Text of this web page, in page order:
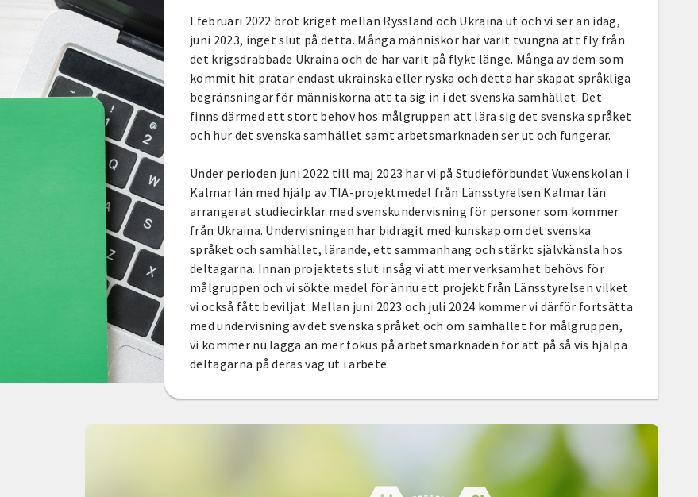
I februari 2022 bröt kriget mellan Ryssland och Ukraina ut och vi ser än idag,
juni 2023, inget slut på detta. Många människor har varit tvungna att fly från
det krigsdrabbade Ukraina och de har varit på flykt länge. Många av dem som
kommit hit pratar endast ukrainska eller ryska och detta har skapat språkliga
begränsningar för människorna att ta sig in i det svenska samhället. Det
finns därmed ett stort behov hos målgruppen att lära sig det svenska språket
och hur det svenska samhället samt arbetsmarknaden ser ut och fungerar.
Under perioden juni 2022 till maj 2023 har vi på Studieförbundet Vuxenskolan i
Kalmar län med hjälp av TIA-projektmedel från Länsstyrelsen Kalmar län
arrangerat studiecirklar med svenskundervisning för personer som kommer
från Ukraina. Undervisningen har bidragit med kunskap om det svenska
språket och samhället, lärande, ett sammanhang och stärkt självkänsla hos
deltagarna. Innan projektets slut insåg vi att mer verksamhet behövs för
målgruppen och vi sökte medel för ännu ett projekt från Länsstyrelsen vilket
vi också fått beviljat. Mellan juni 2023 och juli 2024 kommer vi därför fortsätta
med undervisning av det svenska språket och om samhället för målgruppen,
vi kommer nu lägga än mer fokus på arbetsmarknaden för att på så vis hjälpa
deltagarna på deras väg ut i arbete.